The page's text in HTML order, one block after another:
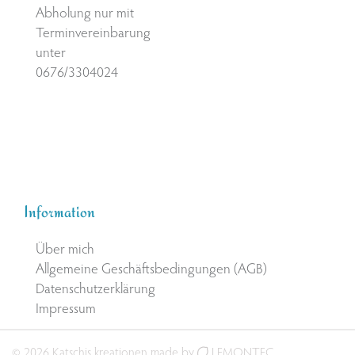
Abholung nur mit
Terminvereinbarung
unter
0676/3304024
Information
Über mich
Allgemeine Geschäftsbedingungen (AGB)
Datenschutzerklärung
Impressum
© 2026 Katschis kreationen made by LEMONTEC